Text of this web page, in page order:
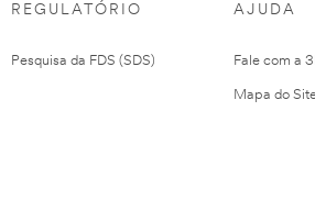
REGULATÓRIO
Pesquisa da FDS (SDS)
AJUDA
Fale com a
Mapa do